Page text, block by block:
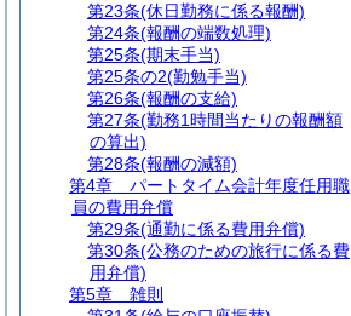
第23条(休日勤務に係る報酬)
第24条(報酬の端数処理)
第25条(期末手当)
第25条の2(勤勉手当)
第26条(報酬の支給)
第27条(勤務1時間当たりの報酬額
の算出)
第28条(報酬の減額)
第4章
パートタイム会計年度任用職
員の費用弁償
第29条(通勤に係る費用弁償)
第30条(公務のための旅行に係る費
用弁償)
第5章
雑則